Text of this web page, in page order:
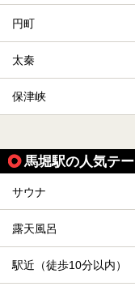
円町
太秦
保津峡
馬堀駅の人気テ
サウナ
露天風呂
駅近（徒歩10分以内）